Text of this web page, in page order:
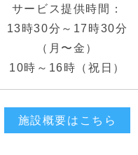
サービス提供時間：
13時30分～17時30分
（月〜金）
10時～16時（祝日）
施設概要はこちら